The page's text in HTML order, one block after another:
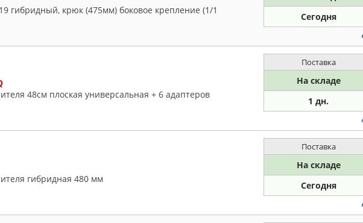
гибридный, крюк (475мм) боковое крепление (1/1
Сегодня
48см плоская универсальная + 6 адаптеров
Поставка
На складе
1 дн.
гибридная 480 мм
Поставка
На складе
Сегодня